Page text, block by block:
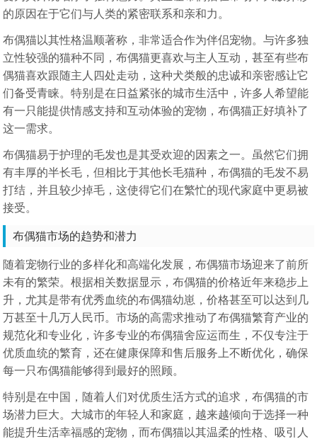
的原因在于它们与人类的紧密联系和亲和力。
布偶猫以其性格温顺著称，非常适合作为伴侣宠物。与许多独
立性较强的猫种不同，布偶猫更喜欢与主人互动，甚至有些布
偶猫喜欢跟随主人四处走动，这种犬类般的忠诚和亲密感让它
们备受青睐。特别是在日益紧张的城市生活中，许多人希望能
有一只能提供情感支持和互动体验的宠物，布偶猫正好填补了
这一需求。
布偶猫易于护理的毛发也是其受欢迎的因素之一。虽然它们拥
有丰厚的半长毛，但相比于其他长毛猫种，布偶猫的毛发不易
打结，并且较少掉毛，这使得它们在繁忙的现代家庭中更易被
接受。
布偶猫市场的趋势和潜力
随着宠物行业的多样化和高端化发展，布偶猫市场迎来了前所
未有的繁荣。根据相关数据显示，布偶猫的价格近年来稳步上
升，尤其是带有优秀血统的布偶猫幼崽，价格甚至可以达到几
万甚至十几万人民币。市场的高需求推动了布偶猫繁育产业的
规范化和专业化，许多专业的布偶猫舍应运而生，不仅专注于
优质血统的繁育，还在健康保障和售后服务上不断优化，确保
每一只布偶猫能够得到最好的照顾。
特别是在中国，随着人们对优质生活方式的追求，布偶猫的市
场潜力巨大。大城市的年轻人和家庭，越来越倾向于选择一种
能提升生活幸福感的宠物，而布偶猫以其温柔的性格、吸引人